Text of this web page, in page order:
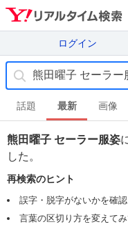
ログイン
話題 最新 画像
熊田曜子 セーラー服姿
した。
再検索のヒント
誤字・脱字がないかを確認
言葉の区切り方を変えてみ